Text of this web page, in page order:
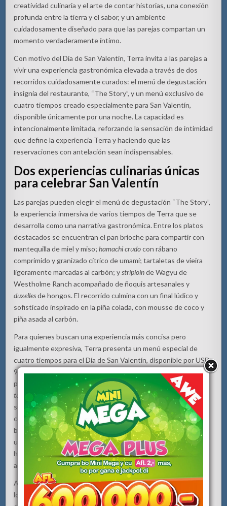
creatividad culinaria y el arte de contar historias, una conexión
profunda entre la tierra y el sabor, y un ambiente
cuidadosamente diseñado para que las parejas compartan un
momento verdaderamente íntimo.
Con motivo del Día de San Valentín, Terra invita a las parejas a
vivir una experiencia gastronómica elevada a través de dos
recorridos cuidadosamente curados: el menú de degustación
insignia del restaurante, “The Story”, y un menú exclusivo de
cuatro tiempos creado especialmente para San Valentín,
disponible únicamente por una noche. La capacidad es
intencionalmente limitada, reforzando la sensación de intimidad
que define la experiencia Terra y haciendo que las
reservaciones con antelación sean indispensables.
Dos experiencias culinarias únicas
para celebrar San Valentín
Las parejas pueden elegir el menú de degustación “The Story”,
la experiencia inmersiva de varios tiempos de Terra que se
desarrolla como una narrativa gastronómica. Entre los platos
destacados se encuentran el pan brioche para compartir con
mantequilla de miel y miso;hamachi crudocon rábano
comprimido y granizado cítrico de umami; tartaletas de vieira
ligeramente marcadas al carbón; ystriploinde Wagyu de
Westholme Ranch acompañado de ñoquis artesanales y
duxellesde hongos. El recorrido culmina con un final lúdico y
sofisticado inspirado en la piña colada, con mousse de coco y
piña asada al carbón.
Para quienes buscan una experiencia más concisa pero
igualmente expresiva, Terra presenta un menú especial de
cuatro tiempos para el Día de San Valentín, disponible por USD
99 por persona. La velada inicia con el brioche insignia de Terra
para compartir y continúa con opciones como
hamachi crudo
tartar de wagyu, seguido de un intermezzo refrescante de
sorbete de ginebra, yuzu y pepino. Como plato fuerte, los
comensales pueden elegir entre pargo reina a la parrilla con
binchotan o pollo asado con trufa, y finalizar la experiencia con
un toque dulce a través de opciones comotres lechescon
hibisco y guayaba, o un indulgente brownie de chocolate
acompañado de ron, banana y helado de avellana.
Ambas experiencias reflejan la filosofía de Terra, centrada en
los ingredientes, donde técnicas de inspiración global se